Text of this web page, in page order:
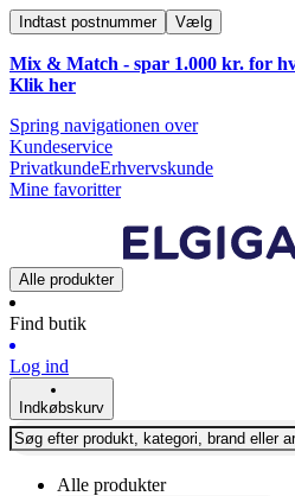
Indtast postnummer Vælg
Mix & Match - spar 1.000 kr. for
Klik her
Spring navigationen over
Kundeservice
PrivatkundeErhvervskunde
Mine favoritter
Alle produkter
Find butik
Log ind
Indkøbskurv
Alle produkter